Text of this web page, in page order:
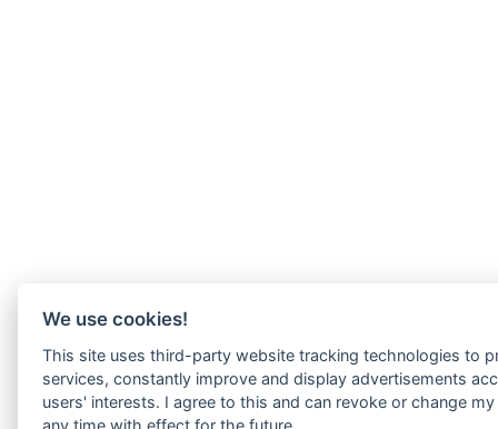
We use cookies!
This site uses third-party website tracking technologies to
services, constantly improve and display advertisements
users' interests. I agree to this and can revoke or change